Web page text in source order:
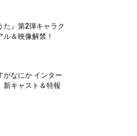
た』第2弾キャラク
ル＆映像解禁！
がなにか インター
新キャスト＆特報